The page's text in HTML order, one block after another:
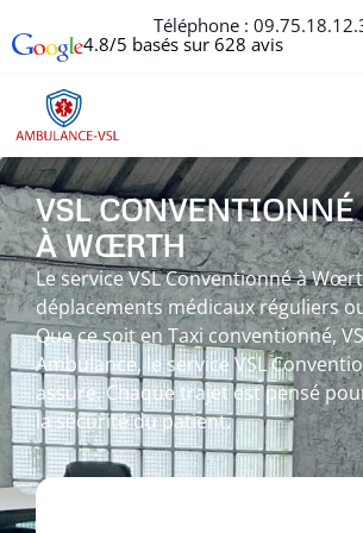
Téléphone :
4.8/5 basés sur 628 avis
VSL CONVENTIONNÉ
À WŒRTH
Le service VSL Conventionné à
déplacements médicaux réguliers
Que ce soit en Taxi conventionné,
Ambulance, le service VSL
assure. Chaque trajet est pensé
la sécurité du patient.